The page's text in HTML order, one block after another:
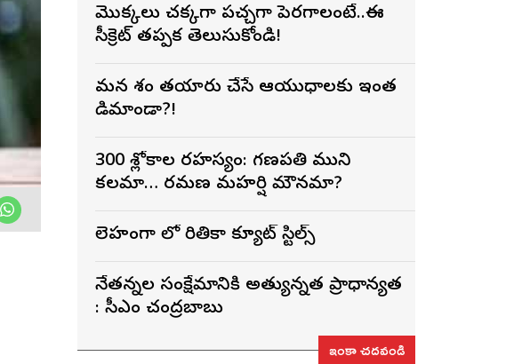
మొక్కలు చక్కగా పచ్చగా పెరగాలంటే..ఈ
సీక్రెట్ తప్పక తెలుసుకోండి!
మన దేశం తయారు చేసే ఆయుధాలకు ఇంత
డిమాండా?!
300 శ్లోకాల రహస్యం: గణపతి ముని
కలమా… రమణ మహర్షి మౌనమా?
లెహంగా లో రితికా క్యూట్ స్టిల్స్
నేతన్నల సంక్షేమానికి అత్యున్నత ప్రాధాన్యత
: సీఎం చంద్రబాబు
ఇంకా చదవండి